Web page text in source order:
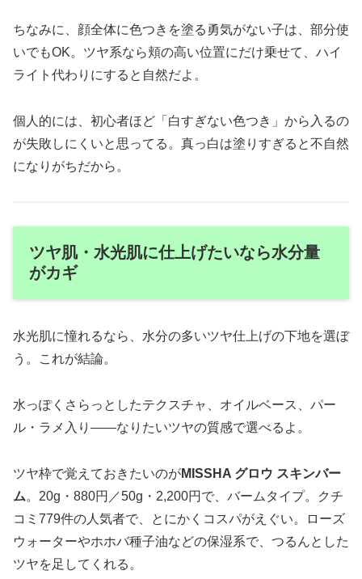
ちなみに、顔全体に色つきを塗る勇気がない子は、部分使
いでもOK。ツヤ系なら頬の高い位置にだけ乗せて、ハイ
ライト代わりにすると自然だよ。
個人的には、初心者ほど「白すぎない色つき」から入るの
が失敗しにくいと思ってる。真っ白は塗りすぎると不自然
になりがちだから。
ツヤ肌・水光肌に仕上げたいなら水分量
がカギ
水光肌に憧れるなら、水分の多いツヤ仕上げの下地を選ぼ
う。これが結論。
水っぽくさらっとしたテクスチャ、オイルベース、パー
ル・ラメ入り——なりたいツヤの質感で選べるよ。
ツヤ枠で覚えておきたいのがMISSHA グロウ スキンバー
ム。20g・880円／50g・2,200円で、バームタイプ。クチ
コミ779件の人気者で、とにかくコスパがえぐい。ローズ
ウォーターやホホバ種子油などの保湿系で、つるんとした
ツヤを足してくれる。